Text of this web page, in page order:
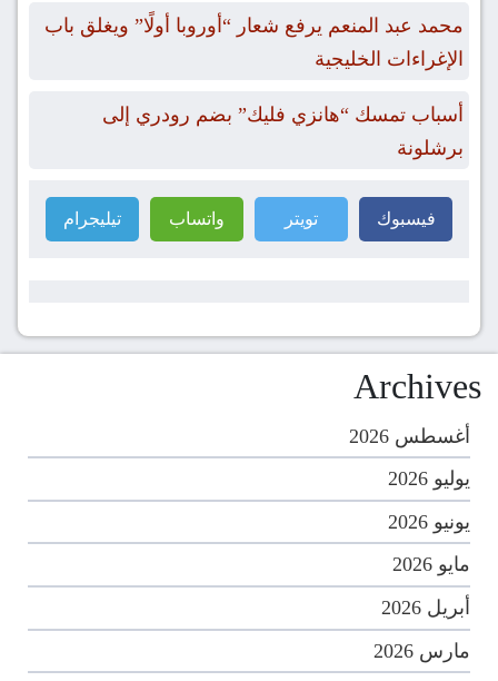
محمد عبد المنعم يرفع شعار “أوروبا أولًا” ويغلق باب
الإغراءات الخليجية
أسباب تمسك “هانزي فليك” بضم رودري إلى
برشلونة
فيسبوك تويتر واتساب تيليجرام
Archives
أغسطس 2026
يوليو 2026
يونيو 2026
مايو 2026
أبريل 2026
مارس 2026